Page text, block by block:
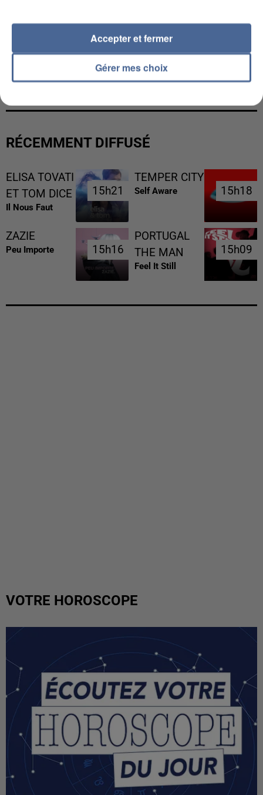
L’UN DES FONDATEURS SUPPOSÉS DE LA DZ
MAFIA INTERPELLÉ EN ALGÉRIE
RÉCEMMENT DIFFUSÉ
ELISA TOVATI
ET TOM DICE
Il Nous Faut
15h21
15h21
TEMPER CITY
Self Aware 15h18
15h18
ZAZIE
Peu Importe 15h16
15h16
PORTUGAL
THE MAN
Feel It Still
15h09
15h09
VOTRE HOROSCOPE
Gérer mes choix
Accepter et fermer